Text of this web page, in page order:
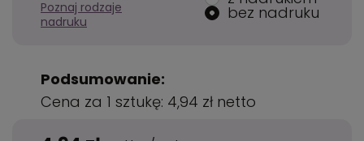
Poznaj rodzaje
nadruku
bez nadruku
Podsumowanie:
Cena za 1 sztukę: 4,94 zł netto